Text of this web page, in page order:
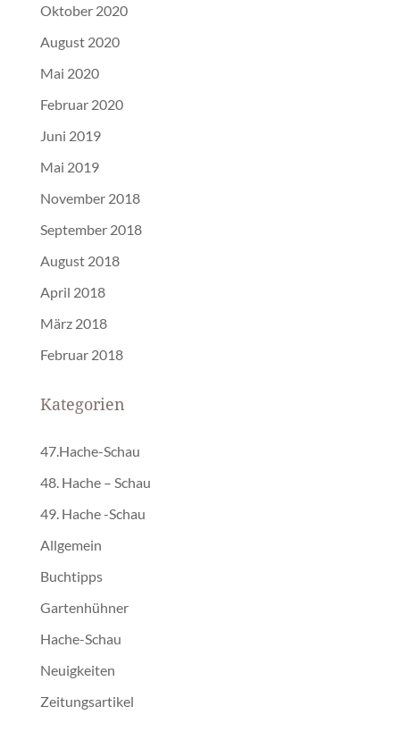
Oktober 2020
August 2020
Mai 2020
Februar 2020
Juni 2019
Mai 2019
November 2018
September 2018
August 2018
April 2018
März 2018
Februar 2018
Kategorien
47.Hache-Schau
48. Hache – Schau
49. Hache -Schau
Allgemein
Buchtipps
Gartenhühner
Hache-Schau
Neuigkeiten
Zeitungsartikel